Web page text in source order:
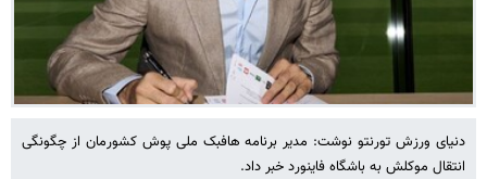
دنیای ورزش تورنتو نوشت: مدیر برنامه هافبک ملی پوش کشورمان از چگونگی
انتقال موکلش به باشگاه فاینورد خبر داد.